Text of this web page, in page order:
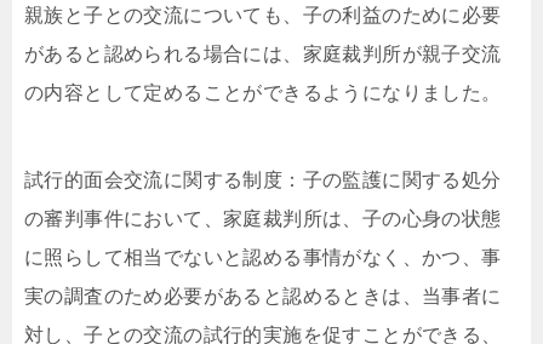
親族と子との交流についても、子の利益のために必要
があると認められる場合には、家庭裁判所が親子交流
の内容として定めることができるようになりました。
試行的面会交流に関する制度：子の監護に関する処分
の審判事件において、家庭裁判所は、子の心身の状態
に照らして相当でないと認める事情がなく、かつ、事
実の調査のため必要があると認めるときは、当事者に
対し、子との交流の試行的実施を促すことができる、